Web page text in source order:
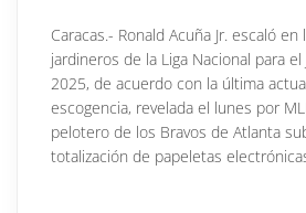
Caracas.- Ronald Acuña Jr. escaló
jardineros de la Liga Nacional para
2025, de acuerdo con la última
escogencia, revelada el lunes por
pelotero de los Bravos de Atlanta
totalización de papeletas